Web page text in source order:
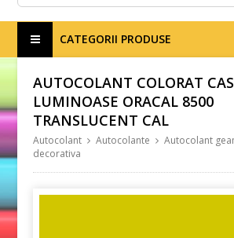
CATEGORII PRODUSE
AUTOCOLANT COLORAT
LUMINOASE ORACAL 8500
TRANSLUCENT CAL
Autocolant Autocolante Autocolant
decorativa